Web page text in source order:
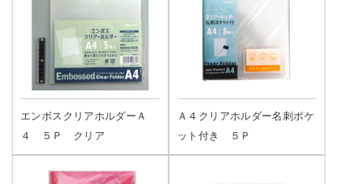
エンボスクリアホルダーＡ
４ ５Ｐ クリア
Ａ４クリアホルダー名刺ポケ
ット付き ５Ｐ